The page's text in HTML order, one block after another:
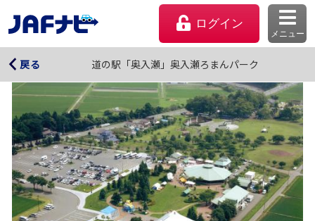
ログイン
メニュー
戻る 道の駅「奥入瀬」奥入瀬ろまんパーク
道の駅「奥入瀬」奥入瀬ろまんパーク